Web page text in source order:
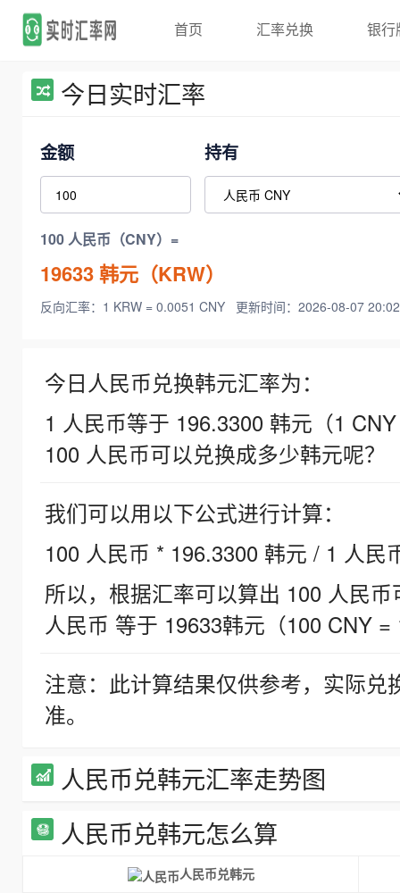
首页 汇率兑换 银行
今日实时汇率
金额 持有
100 人民币（CNY）=
19633韩元（KRW）
反向汇率：1 KRW = 0.0051 CNY 更新时间：2026-08-07
今日人民币兑换韩元汇率为：
1 人民币等于 196.3300 韩元（1
100 人民币可以兑换成多少韩元呢？
我们可以用以下公式进行计算：
100 人民币 * 196.3300 韩元 / 1 人民
所以，根据汇率可以算出 100 人民
人民币 等于 19633韩元（100 CNY =
注意：此计算结果仅供参考，实际
准。
人民币兑韩元汇率走势图
人民币兑韩元怎么算
人民币兑韩元